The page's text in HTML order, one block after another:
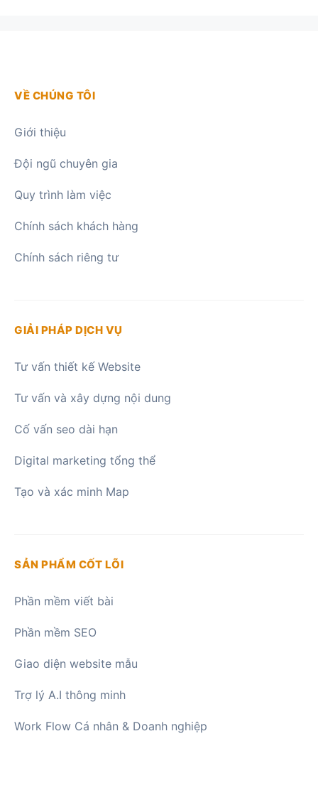
VỀ CHÚNG TÔI
Giới thiệu
Đội ngũ chuyên gia
Quy trình làm việc
Chính sách khách hàng
Chính sách riêng tư
GIẢI PHÁP DỊCH VỤ
Tư vấn thiết kế Website
Tư vấn và xây dựng nội dung
Cố vấn seo dài hạn
Digital marketing tổng thể
Tạo và xác minh Map
SẢN PHẨM CỐT LÕI
Phần mềm viết bài
Phần mềm SEO
Giao diện website mẫu
Trợ lý A.I thông minh
Work Flow Cá nhân & Doanh nghiệp